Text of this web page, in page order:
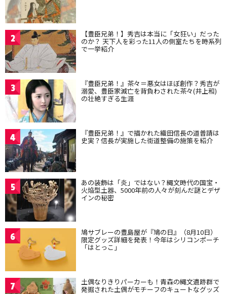
2 【豊臣兄弟！】秀吉は本当に「女狂い」だった
のか？ 天下人を彩った11人の側室たちを時系列
で一挙紹介
3 『豊臣兄弟！』茶々＝悪女はほぼ創作？秀吉が
溺愛、豊臣家滅亡を背負わされた茶々(井上和)
の壮絶すぎる生涯
4 『豊臣兄弟！』で描かれた織田信長の道普請は
史実？信長が実施した街道整備の施策を紹介
5 あの装飾は「炎」ではない？縄文時代の国宝・
火焔型土器、5000年前の人々が刻んだ謎とデザ
インの秘密
6 鳩サブレーの豊島屋が『鳩の日』（8月10日）
限定グッズ詳細を発表！今年はシリコンポーチ
「はとっこ」
7 土偶なりきりパーカーも！青森の縄文遺跡群で
発掘された土偶がモチーフのキュートなグッズ